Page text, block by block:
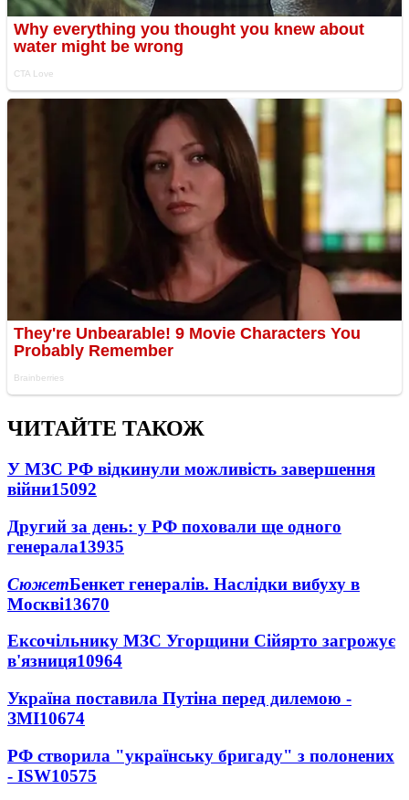
ЧИТАЙТЕ ТАКОЖ
У МЗС РФ відкинули можливість завершення
війни15092
Другий за день: у РФ поховали ще одного
генерала13935
СюжетБенкет генералів. Наслідки вибуху в
Москві13670
Ексочільнику МЗС Угорщини Сійярто загрожує
в'язниця10964
Україна поставила Путіна перед дилемою -
ЗМІ10674
РФ створила "українську бригаду" з полонених
- ISW10575